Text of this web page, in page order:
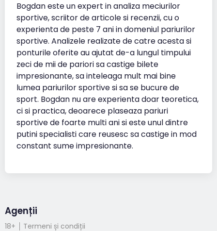
Bogdan este un expert in analiza meciurilor
sportive, scriitor de articole si recenzii, cu o
experienta de peste 7 ani in domeniul pariurilor
sportive. Analizele realizate de catre acesta si
ponturile oferite au ajutat de-a lungul timpului
zeci de mii de pariori sa castige bilete
impresionante, sa inteleaga mult mai bine
lumea pariurilor sportive si sa se bucure de
sport. Bogdan nu are experienta doar teoretica,
ci si practica, deoarece plaseaza pariuri
sportive de foarte multi ani si este unul dintre
putini specialisti care reusesc sa castige in mod
constant sume impresionante.
Agenții
18+ Termeni și condiții